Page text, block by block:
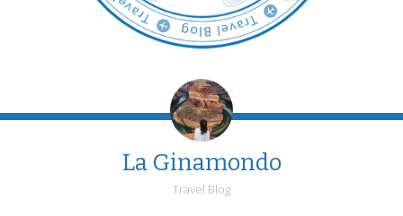
La Ginamondo
Travel Blog